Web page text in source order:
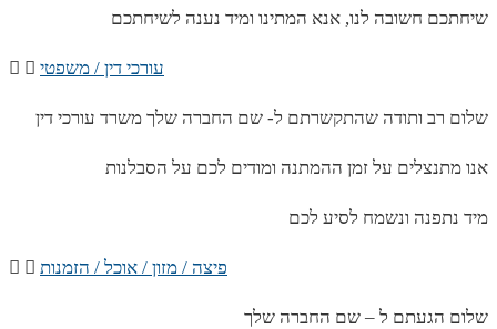
שיחתכם חשובה לנו, אנא המתינו ומיד נענה לשיחתכם
עורכי דין / משפטי
שלום רב ותודה שהתקשרתם ל- שם החברה שלך משרד עורכי דין
אנו מתנצלים על זמן ההמתנה ומודים לכם על הסבלנות
מיד נתפנה ונשמח לסיע לכם
פיצה / מזון / אוכל / הזמנות
שלום הגעתם ל – שם החברה שלך